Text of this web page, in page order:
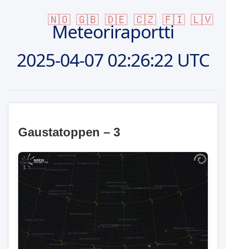
🇳🇴 🇬🇧 🇩🇪 🇨🇿 🇫🇮 🇱🇻
Meteoriraportti
2025-04-0702:26:22 UTC
Gaustatoppen – 3